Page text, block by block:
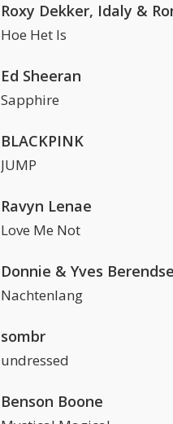
Roxy Dekker, Idaly &
Hoe Het Is
Ed Sheeran
Sapphire
BLACKPINK
JUMP
Ravyn Lenae
Love Me Not
Donnie & Yves Berendse
Nachtenlang
sombr
undressed
Benson Boone